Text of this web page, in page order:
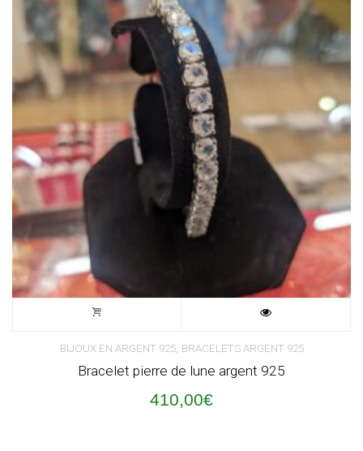
BIJOUX EN ARGENT 925, BRACELETS ARGENT 925
Bracelet pierre de lune argent 925
410,00€